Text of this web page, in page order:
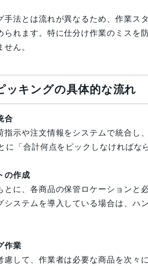
手法とは流れが異なるため、作業ス
られます。特に仕分け作業のミスを
ん。
ッキングの具体的な流れ
合
指示や注文情報をシステムで統合し
に「合計何点をピックしなければな
の作成
とに、各商品の保管ロケーションと
システムを導入している場合は、ハ
作業
慮して、作業者は必要な商品を次々